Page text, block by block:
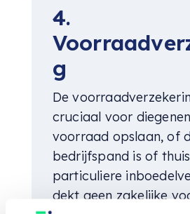
4.
g
De
cruciaal voor
voorraad opslaan, of
bedrijfspand is of
particuliere
dekt geen zakelijke